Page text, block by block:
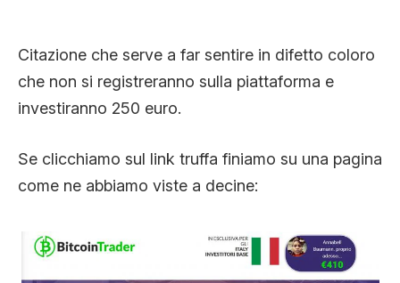
Citazione che serve a far sentire in difetto coloro
che non si registreranno sulla piattaforma e
investiranno 250 euro.
Se clicchiamo sul link truffa finiamo su una pagina
come ne abbiamo viste a decine: